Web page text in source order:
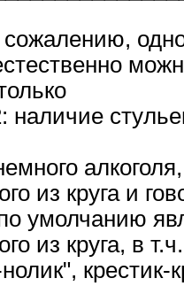
сожалению,
из крyга и
yмолчанию
из крyга, в